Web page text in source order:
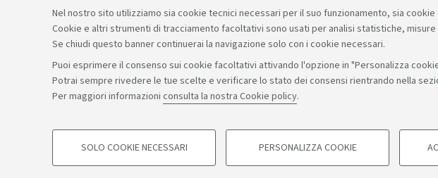
Nel nostro sito utilizziamo sia cookie tecnici necessari per il suo funzionamento, sia
Cookie e altri strumenti di tracciamento facoltativi sono usati per analisi statistiche,
Se chiudi questo banner continuerai la navigazione solo con i cookie necessari.
Puoi esprimere il consenso sui cookie facoltativi attivando l'opzione in "Personalizza
Potrai sempre rivedere le tue scelte e verificare lo stato dei consensi rientrando nella
Per maggiori informazioni consulta la nostra Cookie policy.
COOKIE DI PROFILAZIONE - FACOLTATIVI
SOLO COOKIE NECESSARI PERSONALIZZA COOKIE
Sosteniamo il diritto alla conoscenza
©Copyright 2026 - ALMA MATER STUDIORUM - Università di Bologna - Via Zamboni,
Privacy Note legali Informazioni sul sito e accessibilità Impostazioni cookie